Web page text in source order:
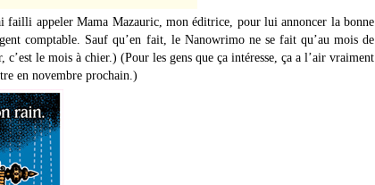
failli appeler Mama Mazauric, mon éditrice, pour lui annoncer la bonne
comptable. Sauf qu’en fait, le Nanowrimo ne se fait qu’au mois de
c’est le mois à chier.) (Pour les gens que ça intéresse, ça a l’air vraiment
en novembre prochain.)